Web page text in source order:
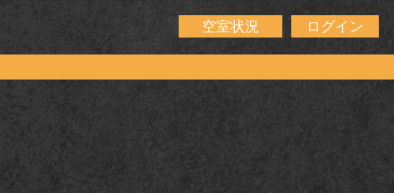
空室状況 ログイン